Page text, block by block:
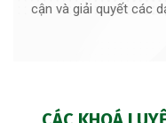
cận và giải quyết các